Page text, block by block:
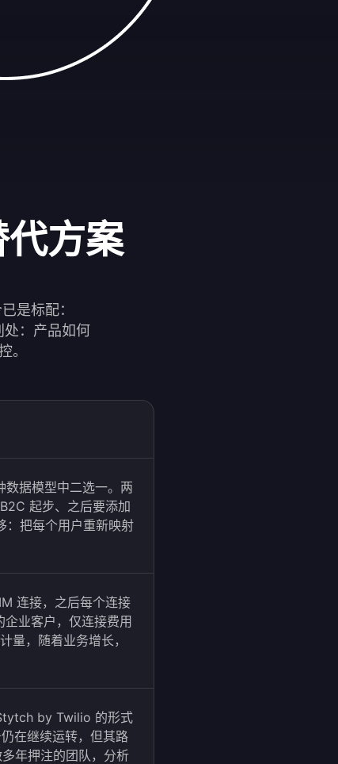
方案
是标配：
：产品如何
。
据模型中二选一。两
起步、之后要添加
：把每个用户重新映射
连接，之后每个连接
业客户，仅连接费用
量，随着业务增长，
by Twilio 的形式
在继续运转，但其路
年押注的团队，分析